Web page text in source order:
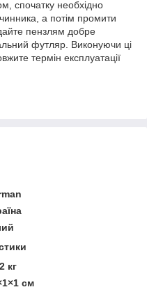
спочатку необхідно
а потім промити
пензлям добре
футляр. Виконуючи ці
термін експлуатації
кг
см